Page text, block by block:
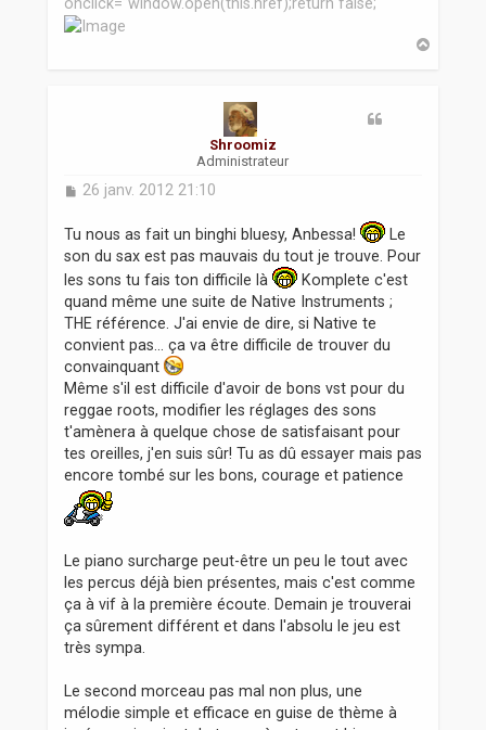
Shroomiz
Administrateur
M
s
a
g
e
26 janv. 2012 21:10
Tu nous as fait un binghi bluesy, Anbessa!
Le
son du sax est pas mauvais du tout je trouve. Pour
les sons tu fais ton difficile là
Komplete c'est
quand même une suite de Native Instruments ;
THE référence. J'ai envie de dire, si Native te
convient pas... ça va être difficile de trouver du
convainquant
Même s'il est difficile d'avoir de bons vst pour du
reggae roots, modifier les réglages des sons
t'amènera à quelque chose de satisfaisant pour
tes oreilles, j'en suis sûr! Tu as dû essayer mais pas
encore tombé sur les bons, courage et patience
Le piano surcharge peut-être un peu le tout avec
les percus déjà bien présentes, mais c'est comme
ça à vif à la première écoute. Demain je trouverai
ça sûrement différent et dans l'absolu le jeu est
très sympa.
Le second morceau pas mal non plus, une
mélodie simple et efficace en guise de thème à